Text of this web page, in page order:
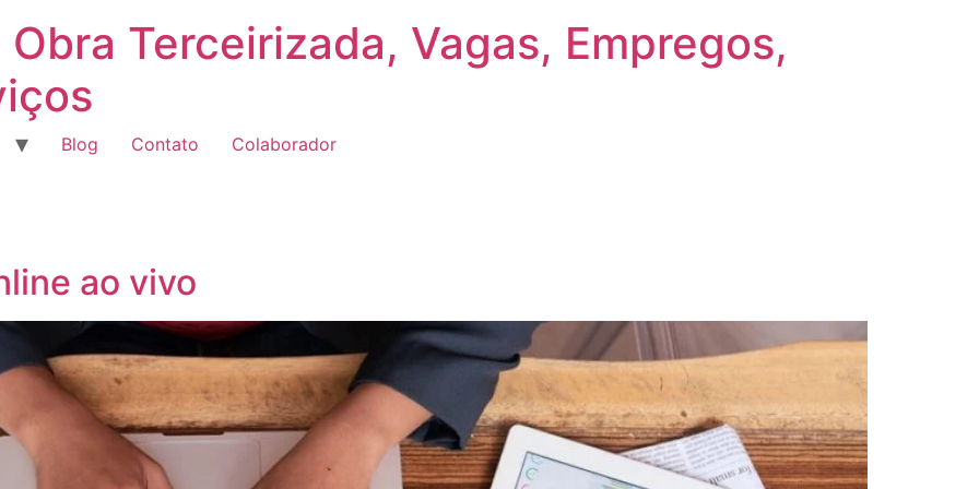
Terceirizada, Vagas, Empregos,
Blog Contato Colaborador
ao vivo